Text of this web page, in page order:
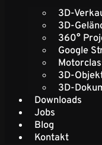
3D-
3D-
360°
Google
3D-
3D-
Downloads
Jobs
Blog
Kontakt